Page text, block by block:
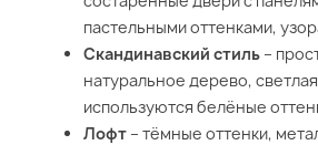
пастельными оттенками,
Скандинавский стиль –
натуральное дерево,
используются белёные
Лофт – тёмные оттенки,